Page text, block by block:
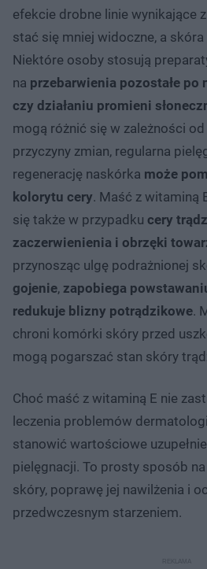
efekcie drobne linie wynikające
stać się mniej widoczne, a
Niektóre osoby stosują
na przebarwienia pozostałe po
czy działaniu promieni
mogą różnić się w zależności
przyczyny zmian, regularna
regenerację naskórka może
kolorytu cery. Maść z witaminą
się także w przypadku cery
zaczerwienienia i obrzęki
przynosząc ulgę podrażnionej
gojenie, zapobiega
redukuje blizny potrądzikowe.
chroni komórki skóry przed
mogą pogarszać stan skóry
Choć maść z witaminą E nie
leczenia problemów
stanowić wartościowe
pielęgnacji. To prosty sposób
skóry, poprawę jej nawilżenia i
przedwczesnym starzeniem.